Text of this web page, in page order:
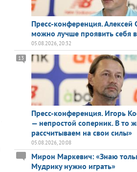
Пресс-конференция. Алексей
можно лучше проявить себя
05.08.2026, 20:32
Пресс-конференция. Игорь
— непростой соперник. В то
рассчитываем на свои силы»
13
05.08.2026, 20:08
Мирон Маркевич: «Знаю
Мудрику нужно играть»